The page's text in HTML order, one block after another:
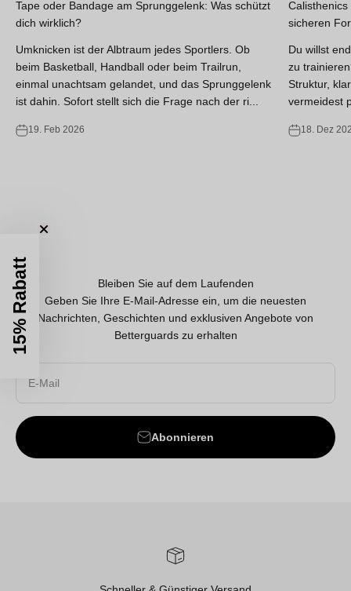
Tape oder Bandage am Sprunggelenk: Was schützt
dich wirklich?
Umknicken ist der Albtraum jedes Sportlers. Ob
beim Basketball, Handball oder beim Trailrun,
einmal unachtsam gelandet, und das Sprunggelenk
ist dahin. Sofort stellt sich die Frage nach der ri...
19. Feb 2026
sicheren
Du willst
zu
Struktur,
vermeidest
18. Dez
Bereit, inspiriert zu werden?
Von Verletzungsprävention und Trainingstipps bis hin zu den
neuesten Entwicklungen in der Sporttechnologie. Erhalten Sie all
bewegen und schneller zu erholen.
Bleiben Sie auf dem Laufenden
Geben Sie Ihre E-Mail-Adresse ein, um die neuesten
Nachrichten, Geschichten und exklusiven Angebote von
Betterguards zu erhalten
E-Mail
Abonnieren
15% Rabatt